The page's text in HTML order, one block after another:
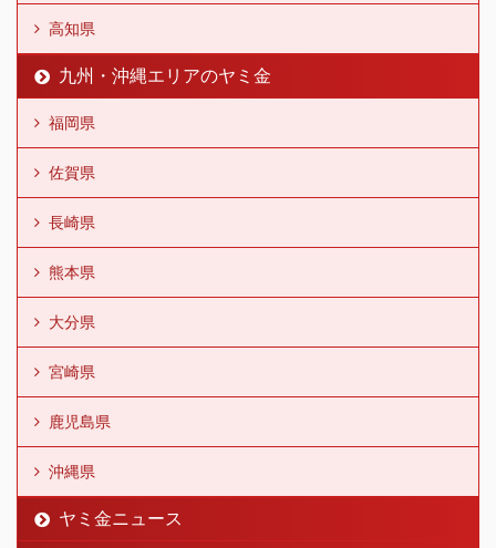
高知県
九州・沖縄エリアのヤミ金
福岡県
佐賀県
長崎県
熊本県
大分県
宮崎県
鹿児島県
沖縄県
ヤミ金ニュース